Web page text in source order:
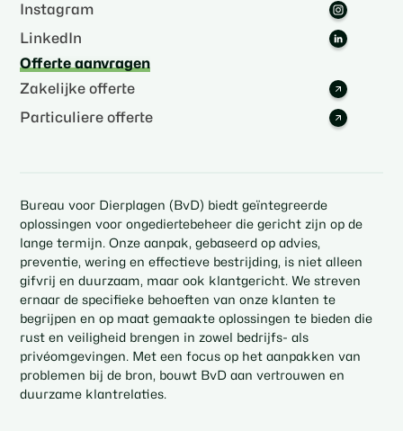
Instagram
LinkedIn
Offerte aanvragen
Zakelijke offerte
Particuliere offerte
Bureau voor Dierplagen (BvD) biedt geïntegreerde
oplossingen voor ongediertebeheer die gericht zijn op de
lange termijn. Onze aanpak, gebaseerd op advies,
preventie, wering en effectieve bestrijding, is niet alleen
gifvrij en duurzaam, maar ook klantgericht. We streven
ernaar de specifieke behoeften van onze klanten te
begrijpen en op maat gemaakte oplossingen te bieden die
rust en veiligheid brengen in zowel bedrijfs- als
privéomgevingen. Met een focus op het aanpakken van
problemen bij de bron, bouwt BvD aan vertrouwen en
duurzame klantrelaties.